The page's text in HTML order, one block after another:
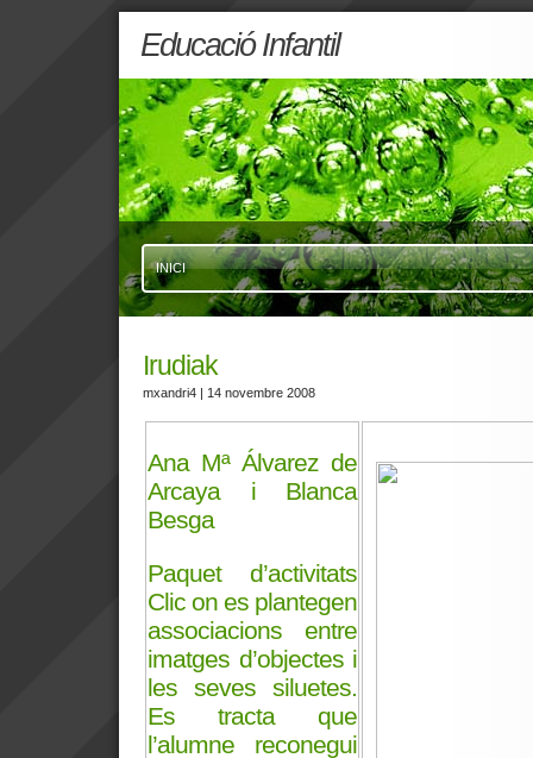
Educació Infantil
INICI
Irudiak
mxandri4 | 14 novembre 2008
Ana Mª Álvarez de
Arcaya i Blanca
Besga
Paquet d’activitats
Clic on es plantegen
associacions entre
imatges d’objectes i
les seves siluetes.
Es tracta que
l’alumne reconegui